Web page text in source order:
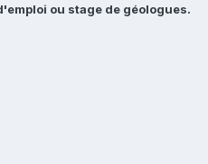
ou stage de géologues.